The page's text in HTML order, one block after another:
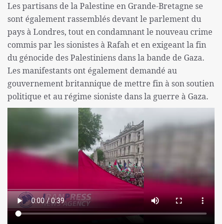
Les partisans de la Palestine en Grande-Bretagne se
sont également rassemblés devant le parlement du
pays à Londres, tout en condamnant le nouveau crime
commis par les sionistes à Rafah et en exigeant la fin
du génocide des Palestiniens dans la bande de Gaza.
Les manifestants ont également demandé au
gouvernement britannique de mettre fin à son soutien
politique et au régime sioniste dans la guerre à Gaza.